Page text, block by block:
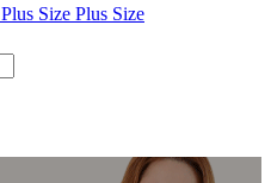
Plus Size Plus Size